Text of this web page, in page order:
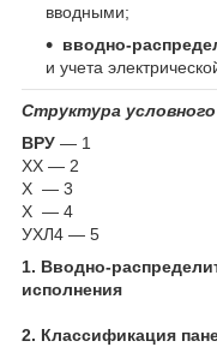
вводными;
вводно-
и учета
Структура условного
ВРУ ― 1
ХХ ― 2
Х ― 3
Х ― 4
УХЛ4 ― 5
1. Вводно-
исполнения
2. Классификация